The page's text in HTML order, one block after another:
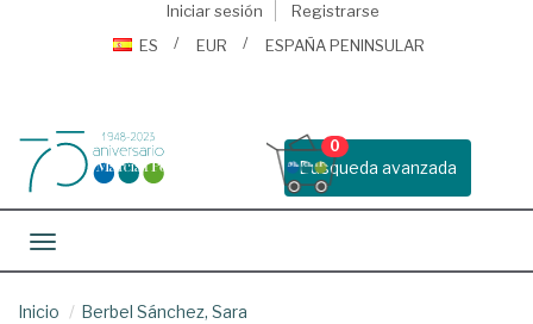
Iniciar sesión
Registrarse
ES
EUR ESPAÑA PENINSULAR
Busqueda avanzada
0
Toggle navigation
Inicio Berbel Sánchez, Sara